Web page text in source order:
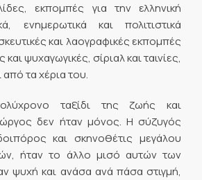
εκπομπές για την ελληνική
ενημερωτικά και πολιτιστικά
και λαογραφικές εκπομπές
ψυχαγωγικές, σίριαλ και ταινίες,
τα χέρια του.
ταξίδι της ζωής και
δεν ήταν μόνος. Η σύζυγός
και σκηνοθέτις μεγάλου
ήταν το άλλο μισό αυτών των
ψυχή και ανάσα ανά πάσα στιγμή,